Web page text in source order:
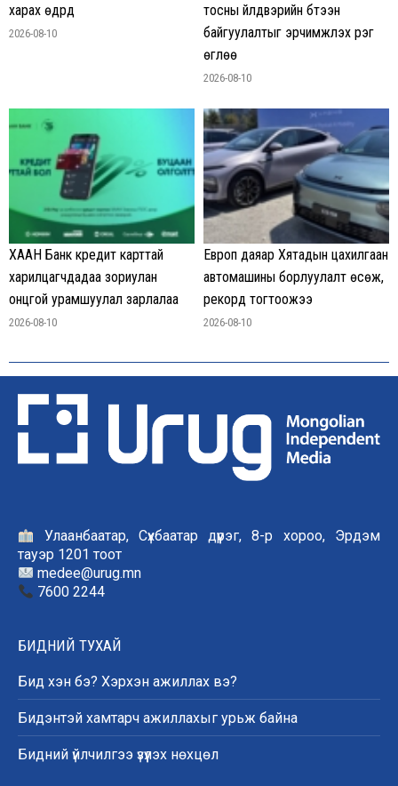
харах өдрүүд
2026-08-10
тосны үйлдвэрийн бүтээн
байгуулалтыг эрчимжүүлэх үүрэг
өглөө
2026-08-10
ХААН Банк кредит карттай
харилцагчдадаа зориулан
онцгой урамшуулал зарлалаа
2026-08-10
Европ даяар Хятадын цахилгаан
автомашины борлуулалт өсөж,
рекорд тогтоожээ
2026-08-10
Улаанбаатар, Сүхбаатар дүүрэг, 8-р хороо, Эрдэм
тауэр 1201 тоот
medee@urug.mn
7600 2244
БИДНИЙ ТУХАЙ
Бид хэн бэ? Хэрхэн ажиллах вэ?
Бидэнтэй хамтарч ажиллахыг урьж байна
Бидний үйлчилгээ үзүүлэх нөхцөл